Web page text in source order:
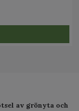
av grönyta och